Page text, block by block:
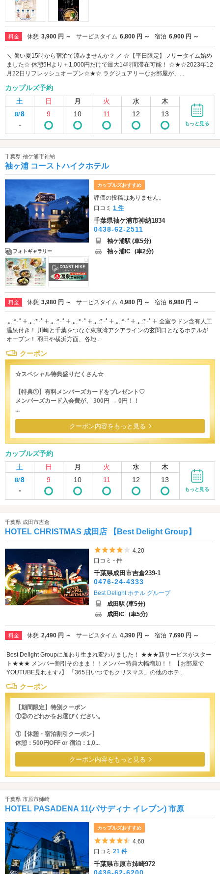
料金 休憩 3,900 円 ～ サービスタイム 6,800 円 ～ 宿泊 6,900 円 ～
＼ 暑い夏15時から宿泊で涼みませんか？ ／ ☆【平日限定】フリータイム始め
ました☆ 休憩5Hより＋1,000円だけで最大14時間滞在可能！ ☆★☆2023年12
月22日リフレッシュオープン☆★☆ ラグジュアリーなお部屋が、...
カップルズ予約
土
日 月 火 水 木
8/8
-
9 10 11 12 13
もっと見る
千葉県 袖ケ浦市神納
袖ヶ浦 コーストハイクホテル
フォトギャラリー
カップルズおすすめ
評価の投稿はありません。
口コミ1 件
千葉県袖ケ浦市神納1834
0438-62-2511
袖ケ浦駅 (車5分)
袖ヶ浦IC (車2分)
料金 休憩 3,980 円 ～ サービスタイム 4,980 円 ～ 宿泊 6,980 円 ～
.｡.:*･ﾟ＋.｡.:*･ﾟ＋.｡.:*･ﾟ＋.｡.:*･ﾟ＋.｡.:*･ﾟ＋.｡.:*･ﾟ＋.｡.:*･ﾟ＋ 全室ラドン含有人工
温泉付き！ 川崎と千葉をつなぐ東京湾アクアラインの玄関口となるホテルが
オープン！ ⽻⽥や横浜⽅⾯、各地...
クーポン
☆スペシャル特典盛りだくさん☆
【特典①】有料メンバーズカードをプレゼント♡
メンバーズカード入会費が、 300円 → 0円！！
...
クーポン内容をもっと見る
カップルズ予約
土
日 月 火 水 木
8/8
-
9 10 11 12 13
もっと見る
千葉県 成田市吉倉
HOTEL CHRISTMAS 成田店 【Best Delight Group】
5つ星のうち4
4.20
口コミ - 件
千葉県成田市吉倉239-1
0476-24-4333
Best Delight ホテル グループ
成田駅 (車5分)
成田IC (車5分)
料金 休憩 2,490 円 ～ サービスタイム 4,390 円 ～ 宿泊 7,690 円 ～
Best Delight Groupに加わり生まれ変わりました！ ★★★新サービスがスター
ト★★★ メンバー割引そのまま！！メンバー特典大幅増加！！ 【お部屋で
YOUTUBE見れます♪】 「365日いつでもクリスマス」の他のホテ...
クーポン
【期間限定】特別クーポン
①②のどれかをお選びください。
①【休憩・宿泊割引クーポン】
休憩：500円OFF or 宿泊：1,0...
クーポン内容をもっと見る
千葉県 市原市姉崎
HOTEL PASADENA 11(パサディナ イレブン) 市原
カップルズおすすめ
5つ星のうち4.5
4.60
口コミ21 件
千葉県市原市姉崎972